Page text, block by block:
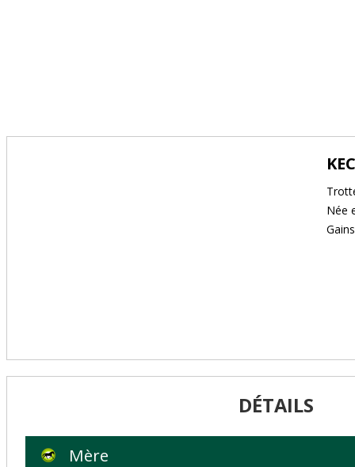
Née
DÉTAILS
Mère